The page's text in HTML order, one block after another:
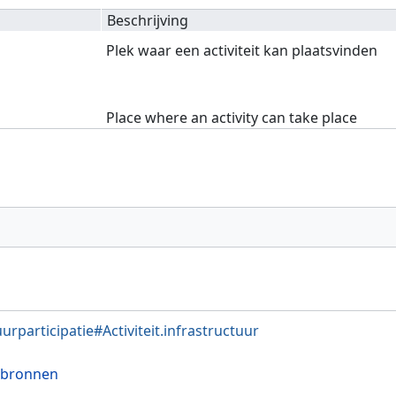
Beschrijving
Plek waar een activiteit kan plaatsvinden
Place where an activity can take place